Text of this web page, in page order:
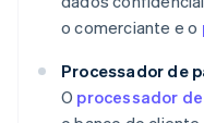
o comerciante e o
Processador de
O processador